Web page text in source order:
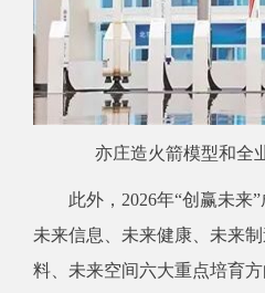
亦庄造火箭模型和全
此外，2026年“创赢未来”
未来信息、未来健康、未来
料、未来空间六大重点培育